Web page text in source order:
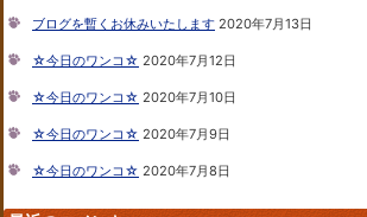
ブログを暫くお休みいたします 2020年7月13日
☆今日のワンコ☆ 2020年7月12日
☆今日のワンコ☆ 2020年7月10日
☆今日のワンコ☆ 2020年7月9日
☆今日のワンコ☆ 2020年7月8日